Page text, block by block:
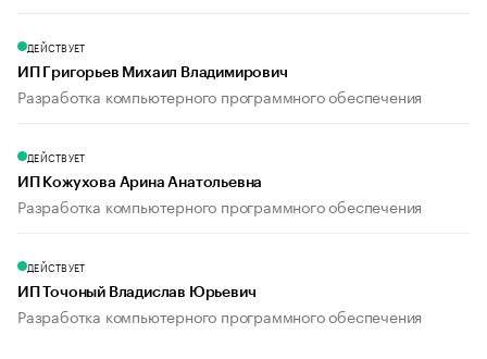
ДЕЙСТВУЕТ
ИП Григорьев Михаил Владимирович
Разработка компьютерного программного обеспечения
ДЕЙСТВУЕТ
ИП Кожухова Арина Анатольевна
Разработка компьютерного программного обеспечения
ДЕЙСТВУЕТ
ИП Точоный Владислав Юрьевич
Разработка компьютерного программного обеспечения